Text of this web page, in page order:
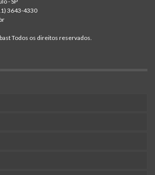
3643-4330
Todos os direitos reservados.